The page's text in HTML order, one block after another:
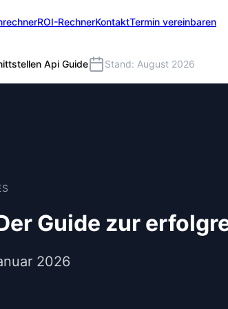
ROI-RechnerKontaktTermin vereinbaren
Api Guide Stand: August 2026
Guide zur
2026